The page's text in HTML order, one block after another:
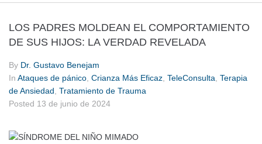
LOS PADRES MOLDEAN EL COMPORTAMIENTO
DE SUS HIJOS: LA VERDAD REVELADA
By Dr. Gustavo Benejam
In Ataques de pánico Crianza Más Eficaz TeleConsulta Terapia
de Ansiedad Tratamiento de Trauma
Posted 13 de junio de 2024